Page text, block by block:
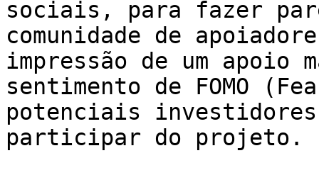
sociais, para fazer
comunidade de
impressão de um apoio
sentimento de FOMO
potenciais
participar do projeto.